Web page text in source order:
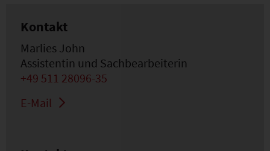
Kontakt
Marlies John
Assistentin und Sachbearbeiterin
+49 511 28096-35
E-Mail